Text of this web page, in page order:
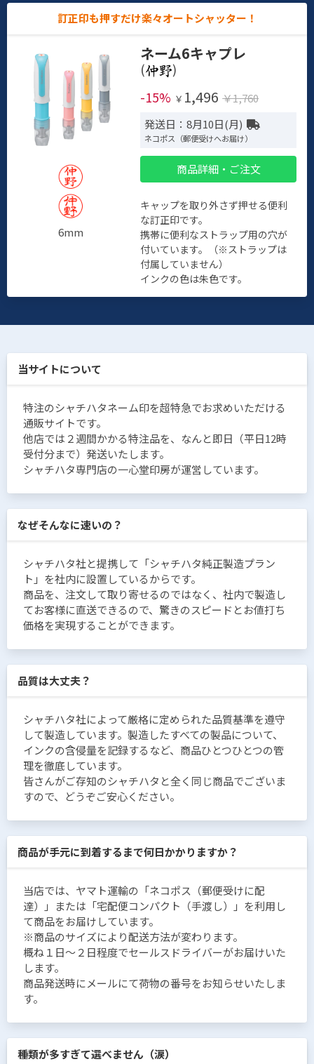
訂正印も押すだけ楽々オートシャッター！
6mm
ネーム6キャプレ
(
)
-15% ￥ 1,496 ￥1,760
発送日：8月10日(月)
ネコポス（郵便受けへお届け）
商品詳細・ご注文
キャップを取り外さず押せる便利
な訂正印です。
携帯に便利なストラップ用の穴が
付いています。（※ストラップは
付属していません）
インクの色は朱色です。
当サイトについて
特注のシャチハタネーム印を超特急でお求めいただける
通販サイトです。
他店では２週間かかる特注品を、なんと即日（平日12時
受付分まで）発送いたします。
シャチハタ専門店の一心堂印房が運営しています。
なぜそんなに速いの？
シャチハタ社と提携して「シャチハタ純正製造プラン
ト」を社内に設置しているからです。
商品を、注文して取り寄せるのではなく、社内で製造し
てお客様に直送できるので、驚きのスピードとお値打ち
価格を実現することができます。
品質は大丈夫？
シャチハタ社によって厳格に定められた品質基準を遵守
して製造しています。製造したすべての製品について、
インクの含侵量を記録するなど、商品ひとつひとつの管
理を徹底しています。
皆さんがご存知のシャチハタと全く同じ商品でございま
すので、どうぞご安心ください。
商品が手元に到着するまで何日かかりますか？
当店では、ヤマト運輸の「ネコポス（郵便受けに配
達）」または「宅配便コンパクト（手渡し）」を利用し
て商品をお届けしています。
※商品のサイズにより配送方法が変わります。
概ね１日〜２日程度でセールスドライバーがお届けいた
します。
商品発送時にメールにて荷物の番号をお知らせいたしま
す。
種類が多すぎて選べません（涙）